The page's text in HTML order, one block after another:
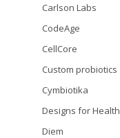
Carlson Labs
CodeAge
CellCore
Custom probiotics
Cymbiotika
Designs for Health
Diem